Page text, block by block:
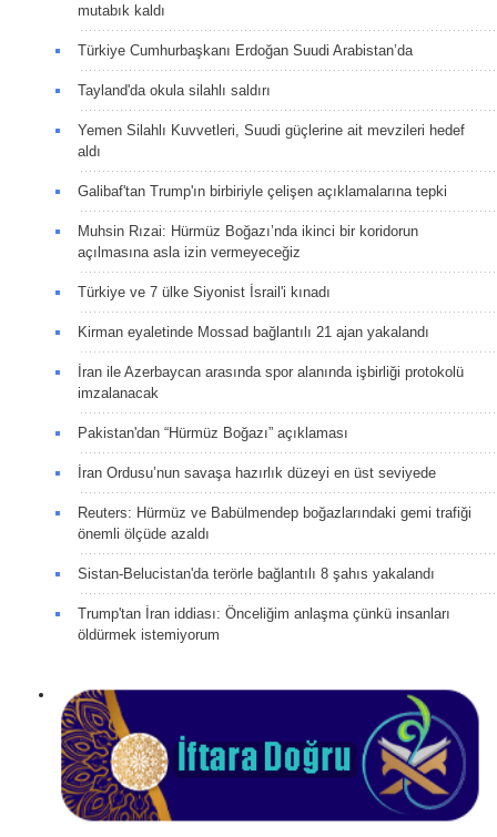
mutabık kaldı
Türkiye Cumhurbaşkanı Erdoğan Suudi Arabistan’da
Tayland'da okula silahlı saldırı
Yemen Silahlı Kuvvetleri, Suudi güçlerine ait mevzileri hedef
aldı
Galibaf'tan Trump'ın birbiriyle çelişen açıklamalarına tepki
Muhsin Rızai: Hürmüz Boğazı’nda ikinci bir koridorun
açılmasına asla izin vermeyeceğiz
Türkiye ve 7 ülke Siyonist İsrail'i kınadı
Kirman eyaletinde Mossad bağlantılı 21 ajan yakalandı
İran ile Azerbaycan arasında spor alanında işbirliği protokolü
imzalanacak
Pakistan'dan “Hürmüz Boğazı” açıklaması
İran Ordusu’nun savaşa hazırlık düzeyi en üst seviyede
Reuters: Hürmüz ve Babülmendep boğazlarındaki gemi trafiği
önemli ölçüde azaldı
Sistan-Belucistan'da terörle bağlantılı 8 şahıs yakalandı
Trump'tan İran iddiası: Önceliğim anlaşma çünkü insanları
öldürmek istemiyorum